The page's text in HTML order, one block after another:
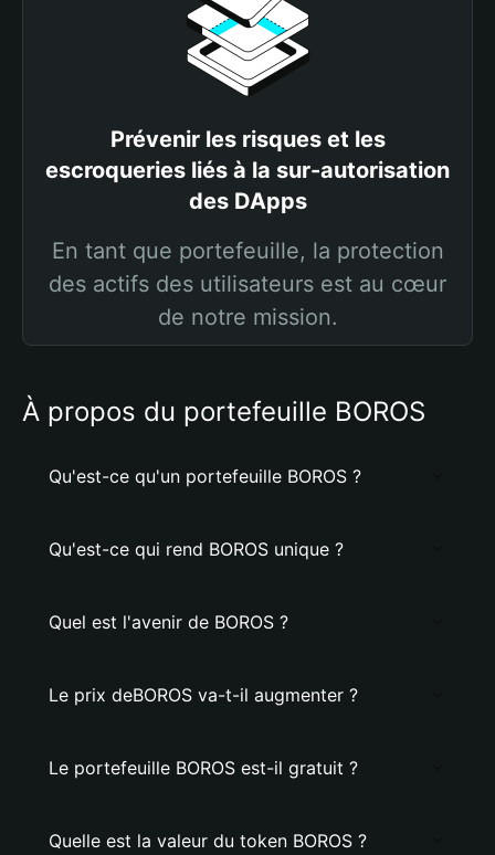
Prévenir les risques et les
escroqueries liés à la sur-autorisation
des DApps
En tant que portefeuille, la protection
des actifs des utilisateurs est au cœur
de notre mission.
À propos du portefeuille BOROS
Qu'est-ce qu'un portefeuille BOROS ?
Qu'est-ce qui rend BOROS unique ?
Quel est l'avenir de BOROS ?
Le prix deBOROS va-t-il augmenter ?
Le portefeuille BOROS est-il gratuit ?
Quelle est la valeur du token BOROS ?